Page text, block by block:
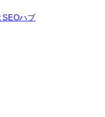
SEOハブ